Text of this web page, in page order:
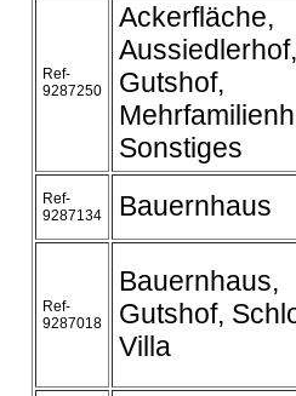
Ref-
9287250
Ackerfläche,
Aussiedlerhof,
Gutshof,
Sonstiges
Ref-
9287134
Bauernhaus
Ref-
9287018
Bauernhaus,
Gutshof,
Villa